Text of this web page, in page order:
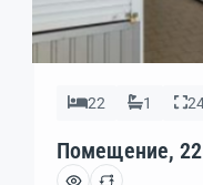
22 1
Помещение,